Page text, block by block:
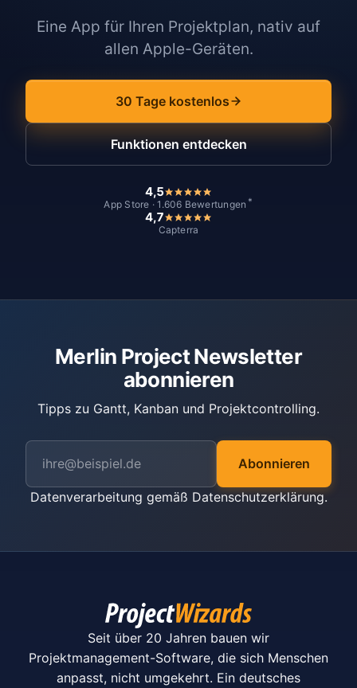
Eine App für Ihren Projektplan, nativ auf
allen Apple-Geräten.
30 Tage kostenlos
Funktionen entdecken
4,5
App Store · 1.606 Bewertungen *
4,7
Capterra
Merlin Project Newsletter
abonnieren
Tipps zu Gantt, Kanban und Projektcontrolling.
Abonnieren
Datenverarbeitung gemäß Datenschutzerklärung.
Seit über 20 Jahren bauen wir
Projektmanagement-Software, die sich Menschen
anpasst, nicht umgekehrt. Ein deutsches